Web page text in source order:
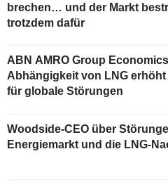
brechen… und der Markt
trotzdem dafür
ABN AMRO Group
Abhängigkeit von LNG
für globale Störungen
Woodside-CEO über
Energiemarkt und die LNG-